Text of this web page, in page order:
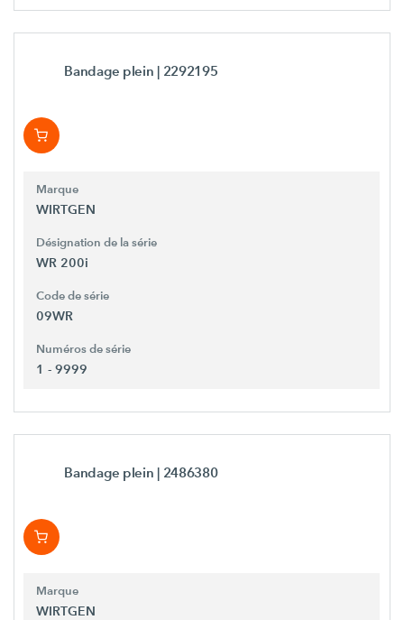
Bandage plein | 2292195
Marque
WIRTGEN
Désignation de la série
WR 200i
Code de série
09WR
Numéros de série
1 - 9999
Bandage plein | 2486380
Marque
WIRTGEN